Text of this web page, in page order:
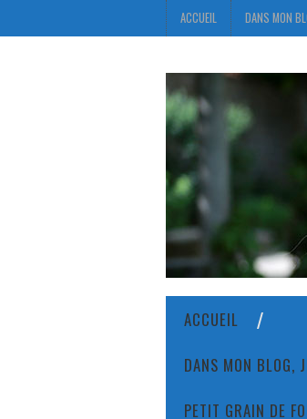
ACCUEIL DANS MON
ACCUEIL
DANS MON BLOG,
PETIT GRAIN DE